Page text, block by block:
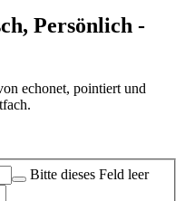
Persönlich -
echonet, pointiert und
Bitte dieses Feld leer